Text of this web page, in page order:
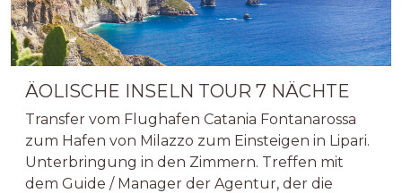
ÄOLISCHE INSELN TOUR 7 NÄCHTE
Transfer vom Flughafen Catania Fontanarossa
zum Hafen von Milazzo zum Einsteigen in Lipari.
Unterbringung in den Zimmern. Treffen mit
dem Guide / Manager der Agentur, der die